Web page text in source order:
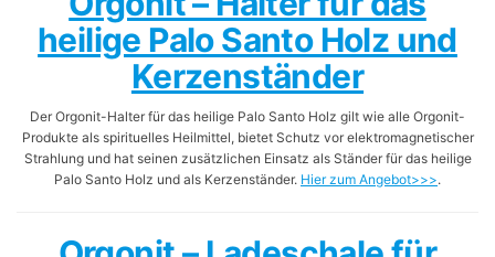
heilige Palo Santo Holz und
Kerzenständer
Der Orgonit-Halter für das heilige Palo Santo Holz gilt wie alle Orgonit-
Produkte als spirituelles Heilmittel, bietet Schutz vor elektromagnetischer
Strahlung und hat seinen zusätzlichen Einsatz als Ständer für das heilige
Palo Santo Holz und als Kerzenständer. Hier zum Angebot>>>.